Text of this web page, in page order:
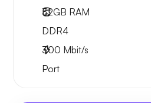
32GB RAM
DDR4
300 Mbit/s
Port